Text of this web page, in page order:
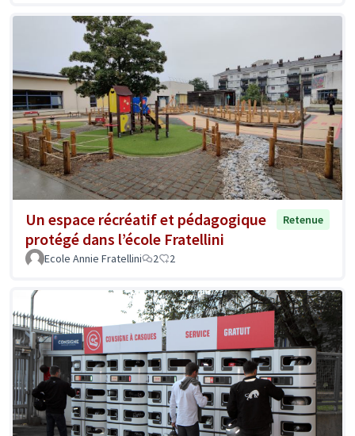
Un espace récréatif et pédagogique
protégé dans l’école Fratellini
Retenue
Ecole Annie Fratellini 2 2